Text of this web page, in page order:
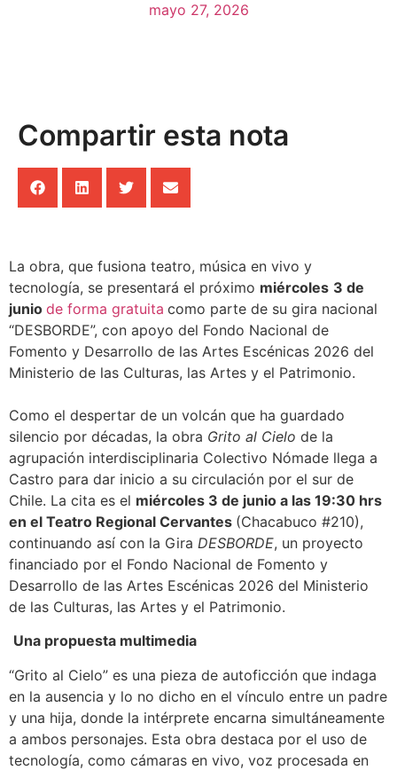
mayo 27, 2026
Compartir esta nota
La obra, que fusiona teatro, música en vivo y
tecnología, se presentará el próximo miércoles 3 de
junio de forma gratuita como parte de su gira nacional
“DESBORDE”, con apoyo del Fondo Nacional de
Fomento y Desarrollo de las Artes Escénicas 2026 del
Ministerio de las Culturas, las Artes y el Patrimonio.
Como el despertar de un volcán que ha guardado
silencio por décadas, la obra Grito al Cielo de la
agrupación interdisciplinaria Colectivo Nómade llega a
Castro para dar inicio a su circulación por el sur de
Chile. La cita es el miércoles 3 de junio a las 19:30 hrs
en el Teatro Regional Cervantes (Chacabuco #210),
continuando así con la Gira DESBORDE, un proyecto
financiado por el Fondo Nacional de Fomento y
Desarrollo de las Artes Escénicas 2026 del Ministerio
de las Culturas, las Artes y el Patrimonio.
Una propuesta multimedia
“Grito al Cielo” es una pieza de autoficción que indaga
en la ausencia y lo no dicho en el vínculo entre un padre
y una hija, donde la intérprete encarna simultáneamente
a ambos personajes. Esta obra destaca por el uso de
tecnología, como cámaras en vivo, voz procesada en